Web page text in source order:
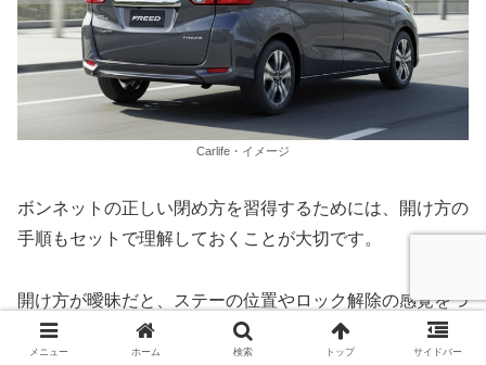
Carlife・イメージ
ボンネットの正しい閉め方を習得するためには、開け方の
手順もセットで理解しておくことが大切です。
開け方が曖昧だと、ステーの位置やロック解除の感覚をつ
かみにくく、閉める際に余計な手間がかかることもあるか
らです。
メニュー ホーム 検索 トップ サイドバー